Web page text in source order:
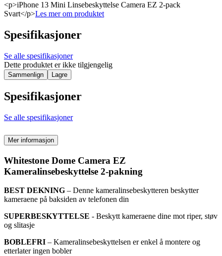
<p>iPhone 13 Mini Linsebeskyttelse Camera EZ 2-pack
Svart</p>Les mer om produktet
Spesifikasjoner
Se alle spesifikasjoner
Dette produktet er ikke tilgjengelig
Sammenlign Lagre
Spesifikasjoner
Se alle spesifikasjoner
Mer informasjon
Whitestone Dome Camera EZ
Kameralinsebeskyttelse 2-pakning
BEST DEKNING – Denne kameralinsebeskytteren beskytter
kameraene på baksiden av telefonen din
SUPERBESKYTTELSE - Beskytt kameraene dine mot riper, støv
og slitasje
BOBLEFRI – Kameralinsebeskyttelsen er enkel å montere og
etterlater ingen bobler